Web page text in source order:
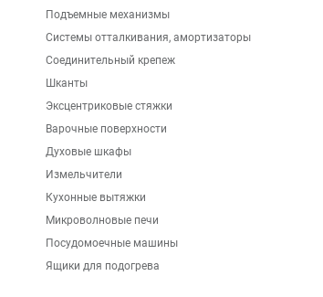
Подъемные механизмы
Системы отталкивания, амортизаторы
Соединительный крепеж
Шканты
Эксцентриковые стяжки
Варочные поверхности
Духовые шкафы
Измельчители
Кухонные вытяжки
Микроволновые печи
Посудомоечные машины
Ящики для подогрева